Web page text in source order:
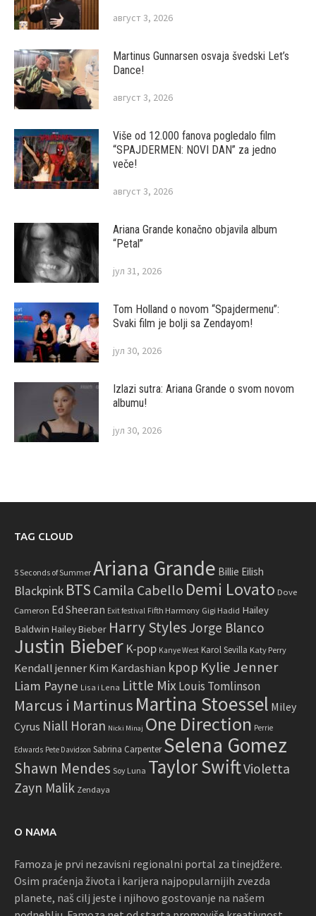
август 3, 2026
Martinus Gunnarsen osvaja švedski Let’s
Dance!
август 3, 2026
Više od 12.000 fanova pogledalo film
“SPAJDERMEN: NOVI DAN” za jedno
veče!
август 3, 2026
Ariana Grande konačno objavila album
“Petal”
јул 31, 2026
Tom Holland o novom “Spajdermenu”:
Svaki film je bolji sa Zendayom!
јул 30, 2026
Izlazi sutra: Ariana Grande o svom novom
albumu!
јул 30, 2026
TAG CLOUD
5 Seconds of Summer Ariana Grande Billie Eilish
Blackpink BTS Camila Cabello Demi Lovato Dove
Cameron Ed Sheeran Exit festival Fifth Harmony Gigi Hadid Hailey
Baldwin Hailey Bieber Harry Styles Jorge Blanco
Justin Bieber K-pop Kanye West Karol Sevilla Katy Perry
Kendall jenner Kim Kardashian kpop Kylie Jenner
Liam Payne Lisa i Lena Little Mix Louis Tomlinson
Marcus i Martinus Martina Stoessel Miley
Cyrus Niall Horan Nicki Minaj One Direction Perrie
Edwards Pete Davidson Sabrina Carpenter Selena Gomez
Shawn Mendes Soy Luna Taylor SwiftVioletta
Zayn Malik Zendaya
O NAMA
Famoza je prvi nezavisni regionalni portal za tinejdžere.
Osim praćenja života i karijera najpopularnijih zvezda
planete, naš cilj jeste i njihovo gostovanje na našem